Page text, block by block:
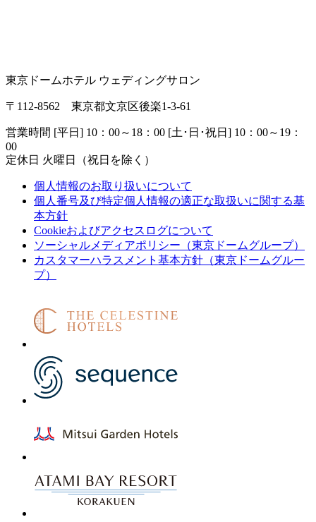
東京ドームホテル ウェディングサロン
〒112-8562 東京都文京区後楽1-3-61
営業時間 [平日] 10：00～18：00 [土･日･祝日] 10：00～19：
00
定休日 火曜日（祝日を除く）
個人情報のお取り扱いについて
個人番号及び特定個人情報の適正な取扱いに関する基
本方針
Cookieおよびアクセスログについて
ソーシャルメディアポリシー（東京ドームグループ）
カスタマーハラスメント基本方針（東京ドームグルー
プ）